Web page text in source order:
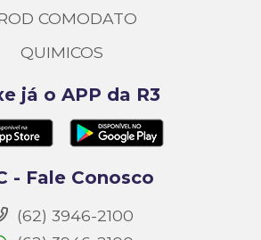
COMODATO
QUIMICOS
já o APP da R3
- Fale Conosco
(62) 3946-2100